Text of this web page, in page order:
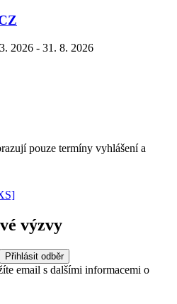
2026 - 31. 8. 2026
pouze termíny vyhlášení a
výzvy
email s dalšími informacemi o